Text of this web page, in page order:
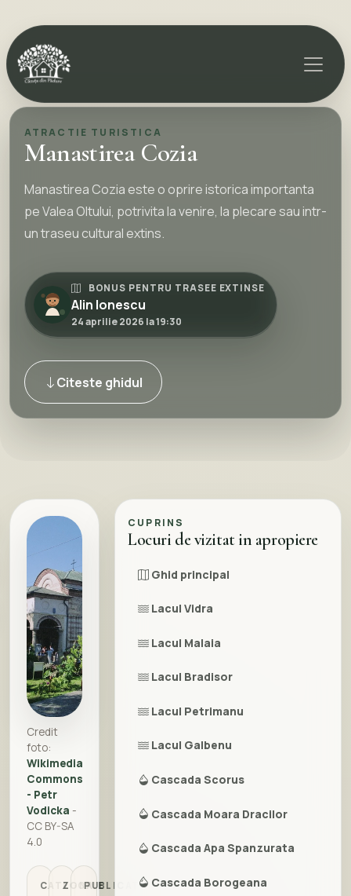
ATRACTIE TURISTICA
Manastirea Cozia
Manastirea Cozia este o oprire istorica importanta
pe Valea Oltului, potrivita la venire, la plecare sau intr-
un traseu cultural extins.
BONUS PENTRU TRASEE EXTINSE
Alin Ionescu
24 aprilie 2026 la 19:30
Citeste ghidul
Credit
foto:
Wikimedia
Commons
- Petr
Vodicka -
CC BY-SA
4.0
CATEGORIE
ZONAPUBLICAT
CUPRINS
Locuri de vizitat in apropiere
Ghid principal
Lacul Vidra
Lacul Malaia
Lacul Bradisor
Lacul Petrimanu
Lacul Galbenu
Cascada Scorus
Cascada Moara Dracilor
Cascada Apa Spanzurata
Cascada Borogeana